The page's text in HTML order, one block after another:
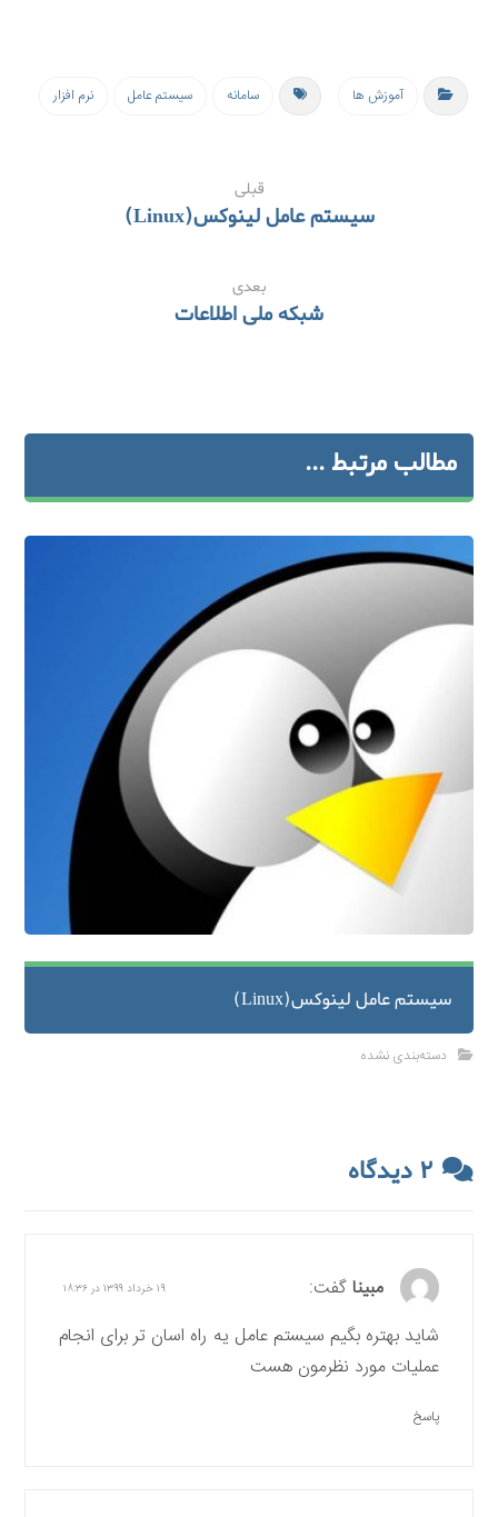
آموزش ها سامانه سیستم عامل نرم افزار
قبلی
سیستم عامل لینوکس(Linux)
بعدی
شبکه ملی اطلاعات
مطالب مرتبط ...
سیستم عامل لینوکس(Linux)
دسته‌بندی نشده
۲ دیدگاه
مبینا گفت: ۱۹ خرداد ۱۳۹۹ در ۱۸:۳۶
شاید بهتره بگیم سیستم عامل یه راه اسان تر برای انجام
عملیات مورد نظرمون هست
پاسخ